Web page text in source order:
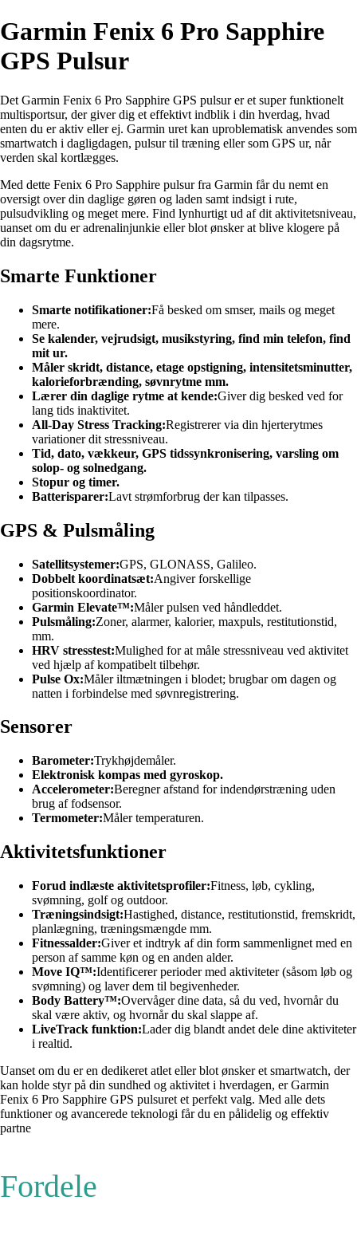
Garmin Fenix 6 Pro Sapphire
GPS Pulsur
Det Garmin Fenix 6 Pro Sapphire GPS pulsur er et super funktionelt
multisportsur, der giver dig et effektivt indblik i din hverdag, hvad
enten du er aktiv eller ej. Garmin uret kan uproblematisk anvendes som
smartwatch i dagligdagen, pulsur til træning eller som GPS ur, når
verden skal kortlægges.
Med dette Fenix 6 Pro Sapphire pulsur fra Garmin får du nemt en
oversigt over din daglige gøren og laden samt indsigt i rute,
pulsudvikling og meget mere. Find lynhurtigt ud af dit aktivitetsniveau,
uanset om du er adrenalinjunkie eller blot ønsker at blive klogere på
din dagsrytme.
Smarte Funktioner
Smarte notifikationer:Få besked om smser, mails og meget
mere.
Se kalender, vejrudsigt, musikstyring, find min telefon, find
mit ur.
Måler skridt, distance, etage opstigning, intensitetsminutter,
kalorieforbrænding, søvnrytme mm.
Lærer din daglige rytme at kende:Giver dig besked ved for
lang tids inaktivitet.
All-Day Stress Tracking:Registrerer via din hjerterytmes
variationer dit stressniveau.
Tid, dato, vækkeur, GPS tidssynkronisering, varsling om
solop- og solnedgang.
Stopur og timer.
Batterisparer:Lavt strømforbrug der kan tilpasses.
GPS & Pulsmåling
Satellitsystemer:GPS, GLONASS, Galileo.
Dobbelt koordinatsæt:Angiver forskellige
positionskoordinator.
Garmin Elevate™:Måler pulsen ved håndleddet.
Pulsmåling:Zoner, alarmer, kalorier, maxpuls, restitutionstid,
mm.
HRV stresstest:Mulighed for at måle stressniveau ved aktivitet
ved hjælp af kompatibelt tilbehør.
Pulse Ox:Måler iltmætningen i blodet; brugbar om dagen og
natten i forbindelse med søvnregistrering.
Sensorer
Barometer:Trykhøjdemåler.
Elektronisk kompas med gyroskop.
Accelerometer:Beregner afstand for indendørstræning uden
brug af fodsensor.
Termometer:Måler temperaturen.
Aktivitetsfunktioner
Forud indlæste aktivitetsprofiler:Fitness, løb, cykling,
svømning, golf og outdoor.
Træningsindsigt:Hastighed, distance, restitutionstid, fremskridt,
planlægning, træningsmængde mm.
Fitnessalder:Giver et indtryk af din form sammenlignet med en
person af samme køn og en anden alder.
Move IQ™:Identificerer perioder med aktiviteter (såsom løb og
svømning) og laver dem til begivenheder.
Body Battery™:Overvåger dine data, så du ved, hvornår du
skal være aktiv, og hvornår du skal slappe af.
LiveTrack funktion:Lader dig blandt andet dele dine aktiviteter
i realtid.
Uanset om du er en dedikeret atlet eller blot ønsker et smartwatch, der
kan holde styr på din sundhed og aktivitet i hverdagen, er Garmin
Fenix 6 Pro Sapphire GPS pulsuret et perfekt valg. Med alle dets
funktioner og avancerede teknologi får du en pålidelig og effektiv
partne
Fordele